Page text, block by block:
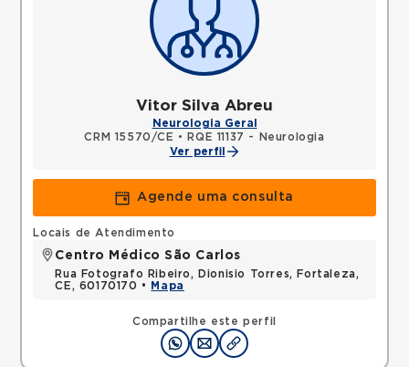
Vitor Silva Abreu
Neurologia Geral
CRM 15570/CE •
RQE 11137 - Neurologia
Ver perfil
Agende uma consulta
Compartilhe este perfil
Locais de Atendimento
Centro Médico São Carlos
Rua Fotografo Ribeiro, Dionisio Torres, Fortaleza,
CE, 60170170 •
Mapa